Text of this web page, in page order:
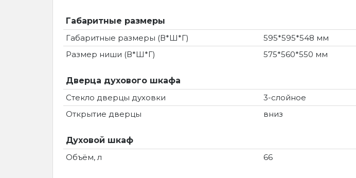
Габаритные размеры
Габаритные размеры (В*Ш*Г)
595*595*548 мм
Размер ниши (В*Ш*Г)
575*560*550 мм
Дверца духового шкафа
Стекло дверцы духовки
3-слойное
Открытие дверцы
вниз
Духовой шкаф
Объём, л
66